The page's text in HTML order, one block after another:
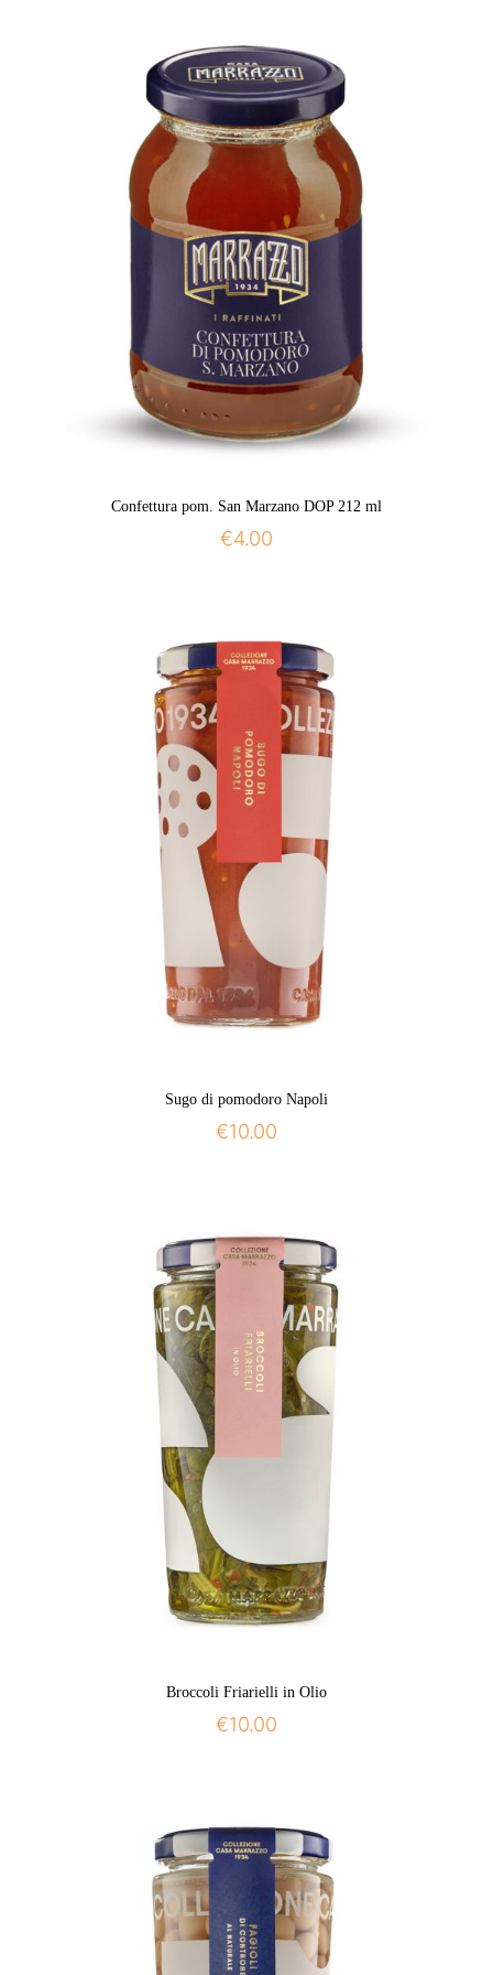
Confettura pom. San Marzano DOP 212 ml
€4.00
Sugo di pomodoro Napoli
€10.00
Broccoli Friarielli in Olio
€10.00